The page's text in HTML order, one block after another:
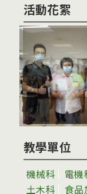
活動花絮
教學單位
機械科 電機
土木科
食品